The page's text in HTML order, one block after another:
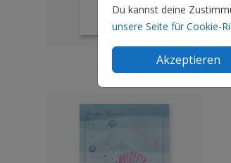
Du kannst deine
unsere Seite für Cookie-
Akzeptieren